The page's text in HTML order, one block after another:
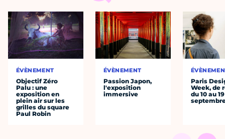
ÉVÈNEMENT
Objectif Zéro
Palu : une
exposition en
plein air sur les
grilles du square
Paul Robin
ÉVÈNEMENT
Passion Japon,
l'exposition
immersive
Paris
Week, de
du 10 au 19